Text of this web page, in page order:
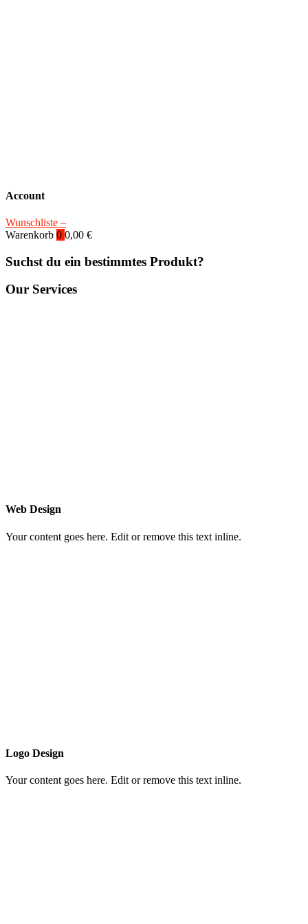
Account
Wunschliste –
Warenkorb 0 0,00 €
Suchst du ein bestimmtes Produkt?
Our Services
Web Design
Your content goes here. Edit or remove this text inline.
Logo Design
Your content goes here. Edit or remove this text inline.